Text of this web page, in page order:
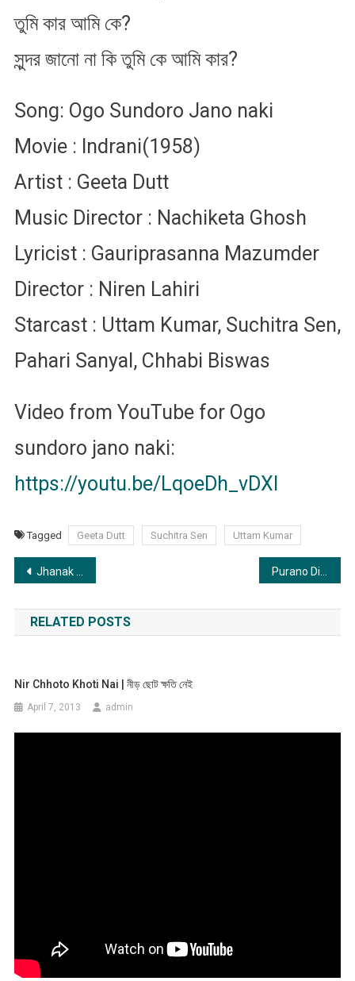
তুমি কার আমি কে?
সুন্দর জানো না কি তুমি কে আমি কার?
Song: Ogo Sundoro Jano naki
Movie : Indrani(1958)
Artist : Geeta Dutt
Music Director : Nachiketa Ghosh
Lyricist : Gauriprasanna Mazumder
Director : Niren Lahiri
Starcast : Uttam Kumar, Suchitra Sen,
Pahari Sanyal, Chhabi Biswas
Video from YouTube for Ogo
sundoro jano naki:
https://youtu.be/LqoeDh_vDXI
Tagged Geeta Dutt Suchitra Sen Uttam Kumar
Post
navigation
Jhanak Jhanak Kanak Kakon Baje | ঝনক-ঝনক কনক কাঁকন বাজে
RELATED POSTS
Nir Chhoto Khoti Nai | নীড় ছোট ক্ষতি নেই
April 7, 2013 admin